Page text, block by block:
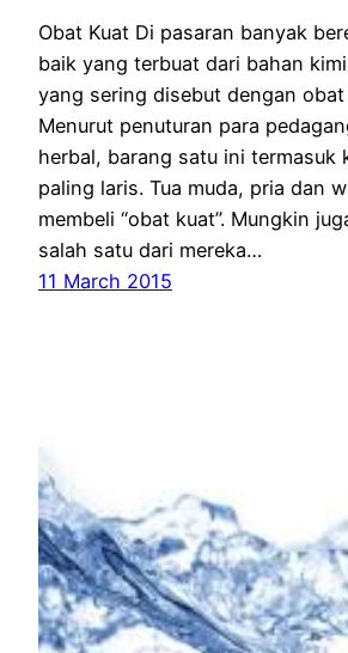
Obat Kuat Di pasaran banyak
baik yang terbuat dari bahan
yang sering disebut dengan
Menurut penuturan para
herbal, barang satu ini termasuk
paling laris. Tua muda, pria dan
membeli “obat kuat”. Mungkin
salah satu dari mereka…
11 March 2015